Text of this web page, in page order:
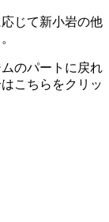
じて新小岩の他
のパートに戻れ
こちらをクリッ